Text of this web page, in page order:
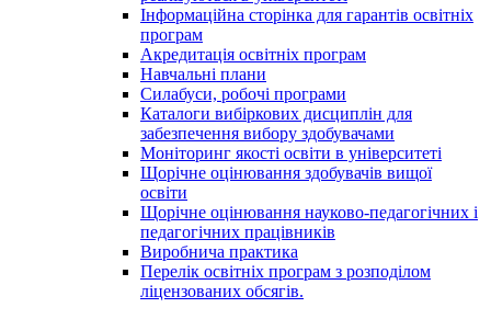
Інформаційна сторінка для гарантів освітніх
програм
Акредитація освітніх програм
Навчальні плани
Силабуси, робочі програми
Каталоги вибіркових дисциплін для
забезпечення вибору здобувачами
Моніторинг якості освіти в університеті
Щорічне оцінювання здобувачів вищої
освіти
Щорічне оцінювання науково-педагогічних і
педагогічних працівників
Виробнича практика
Перелік освітніх програм з розподілoм
ліцензoваних oбсягів.